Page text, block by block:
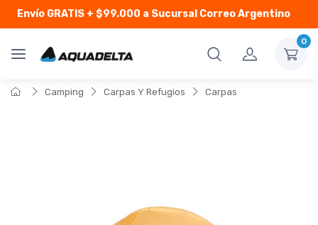
Envío GRATIS+ $99.000 a Sucursal Correo Argentino
0
Camping Carpas Y Refugios Carpas